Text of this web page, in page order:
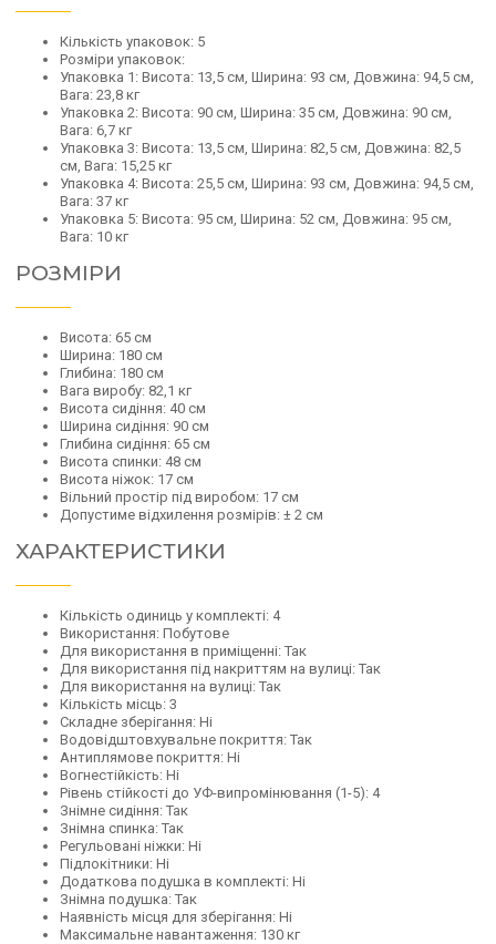
Кількість упаковок: 5
Розміри упаковок:
Упаковка 1: Висота: 13,5 см, Ширина: 93 см, Довжина: 94,5 см,
Вага: 23,8 кг
Упаковка 2: Висота: 90 см, Ширина: 35 см, Довжина: 90 см,
Вага: 6,7 кг
Упаковка 3: Висота: 13,5 см, Ширина: 82,5 см, Довжина: 82,5
см, Вага: 15,25 кг
Упаковка 4: Висота: 25,5 см, Ширина: 93 см, Довжина: 94,5 см,
Вага: 37 кг
Упаковка 5: Висота: 95 см, Ширина: 52 см, Довжина: 95 см,
Вага: 10 кг
РОЗМІРИ
Висота: 65 см
Ширина: 180 см
Глибина: 180 см
Вага виробу: 82,1 кг
Висота сидіння: 40 см
Ширина сидіння: 90 см
Глибина сидіння: 65 см
Висота спинки: 48 см
Висота ніжок: 17 см
Вільний простір під виробом: 17 см
Допустиме відхилення розмірів: ± 2 см
ХАРАКТЕРИСТИКИ
Кількість одиниць у комплекті: 4
Використання: Побутове
Для використання в приміщенні: Так
Для використання під накриттям на вулиці: Так
Для використання на вулиці: Так
Кількість місць: 3
Складне зберігання: Ні
Водовідштовхувальне покриття: Так
Антиплямове покриття: Ні
Вогнестійкість: Ні
Рівень стійкості до УФ-випромінювання (1-5): 4
Знімне сидіння: Так
Знімна спинка: Так
Регульовані ніжки: Ні
Підлокітники: Ні
Додаткова подушка в комплекті: Ні
Знімна подушка: Так
Наявність місця для зберігання: Ні
Максимальне навантаження: 130 кг